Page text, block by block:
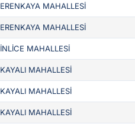
ERENKAYA MAHALLESİ
ERENKAYA MAHALLESİ
İNLİCE MAHALLESİ
KAYALI MAHALLESİ
KAYALI MAHALLESİ
KAYALI MAHALLESİ